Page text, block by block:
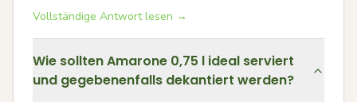
Vollständige Antwort lesen →
Wie sollten Amarone 0,75 l ideal serviert
und gegebenenfalls dekantiert werden?